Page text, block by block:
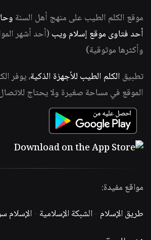
موقع الكلم الطيب على منهج أهل السنة
أحد فتاوى موقع إسلام ويب (أحد أشهر
وأكثرها موثوقية)
تطبيق الكلم الطيب للأجهزة الذكية، يوفر
الموقع في مساحة صغيرة ولا يحتاج للاتصال
مواقع مفيدة:
طريق الإسلام -الشبكة الإسلامية -الإسلام